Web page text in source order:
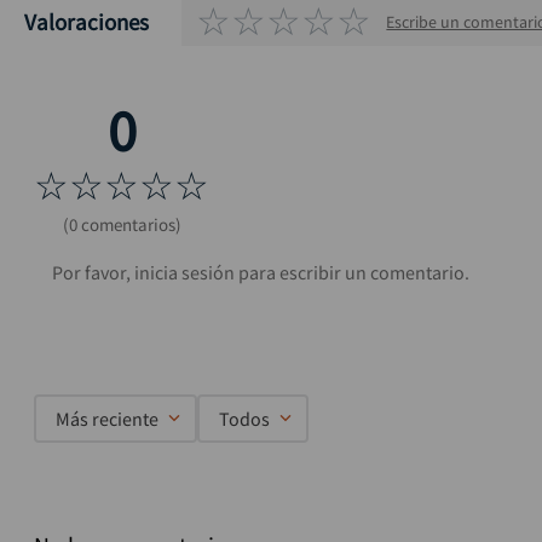
Valoraciones ☆☆☆☆☆ Escribe un
☆☆☆☆☆
(0 comentarios)
Más reciente Todos